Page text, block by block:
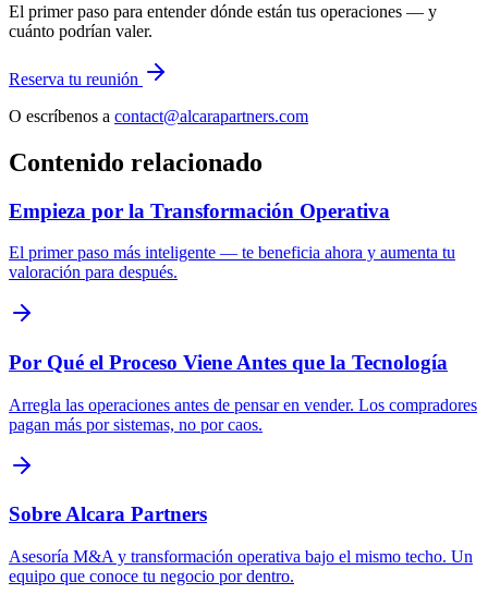
El primer paso para entender dónde están tus operaciones — y
cuánto podrían valer.
Reserva tu reunión
O escríbenos a contact@alcarapartners.com
Contenido relacionado
Empieza por la Transformación Operativa
El primer paso más inteligente — te beneficia ahora y aumenta tu
valoración para después.
Por Qué el Proceso Viene Antes que la Tecnología
Arregla las operaciones antes de pensar en vender. Los compradores
pagan más por sistemas, no por caos.
Sobre Alcara Partners
Asesoría M&A y transformación operativa bajo el mismo techo. Un
equipo que conoce tu negocio por dentro.